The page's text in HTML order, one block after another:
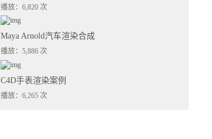
播放：6,820 次
Maya Arnold汽车渲染合成
播放：5,886 次
C4D手表渲染案例
播放：6,265 次